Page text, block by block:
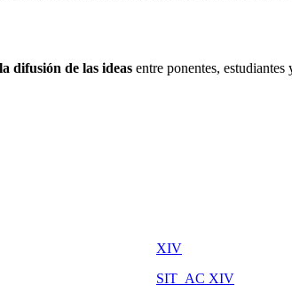
difusión de las ideas entre ponentes,
XIV
SIT_AC XIV